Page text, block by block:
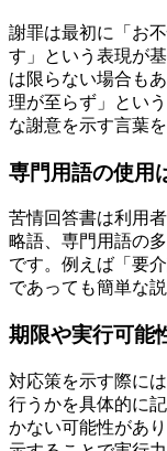
謝罪は最初に「お
す」という表現が
は限らない場合も
理が至らず」とい
な謝意を示す言葉
専門用語の使用
苦情回答書は利用
略語、専門用語の
です。例えば「要
であっても簡単な
期限や実行可能
対応策を示す際に
行うかを具体的に
かない可能性があ